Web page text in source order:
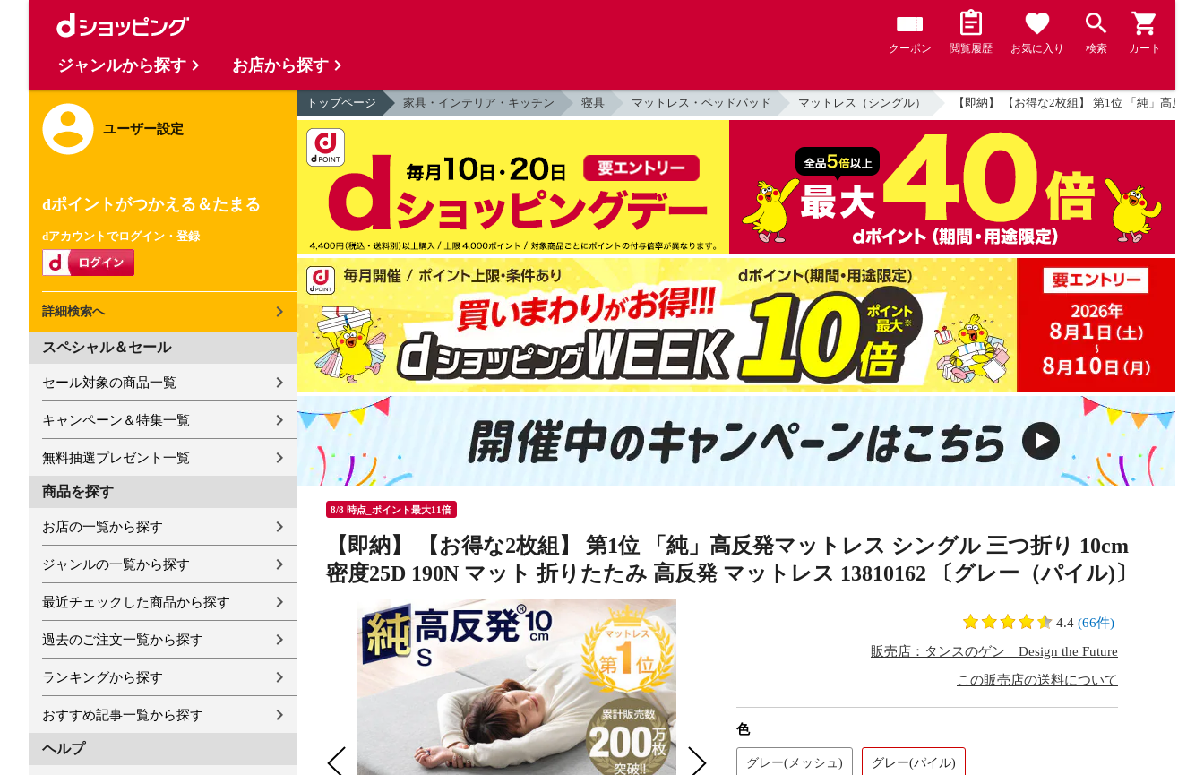
クーポン 閲覧履歴 お気に入り 検索 カート
ユーザー設定
dポイントがつかえる＆たまる
dアカウントでログイン・登録
詳細検索へ
スペシャル＆セール
セール対象の商品一覧
キャンペーン＆特集一覧
無料抽選プレゼント一覧
商品を探す
お店の一覧から探す
ジャンルの一覧から探す
最近チェックした商品から探す
過去のご注文一覧から探す
ランキングから探す
おすすめ記事一覧から探す
ヘルプ
トップページ 家具・インテリア・キッチン 寝具 マットレス・ベッドパッド マットレス（シングル） 【即納】 【お得な2枚組】 第1位 「純」高反
8/8 時点_ポイント最大11倍
【即納】 【お得な2枚組】 第1位 「純」高反発マットレス シングル 三つ折り 10cm
密度25D 190N マット 折りたたみ 高反発 マットレス 13810162 〔グレー（パイル)〕
4.4 (66件)
販売店：タンスのゲン Design the Future
この販売店の送料について
色
グレー(メッシュ) グレー(パイル)
ジャンルから探す お店から探す